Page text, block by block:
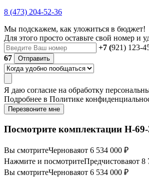
8 (473) 204-52-36
Мы подскажем, как уложиться в бюджет!
Для этого просто оставьте свой номер и
+7 (921) 123-
67
Отправить
Я даю согласие на обработку
Подробнее в Политике
Перезвоните мне
Посмотрите комплектации Н-69-
Вы смотритеЧерноваяот 6 534 000 ₽
Нажмите и посмотритеПредчистоваяот 8
Вы смотритеЧерноваяот 6 534 000 ₽